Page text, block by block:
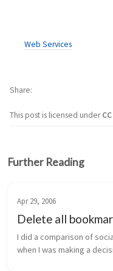
Web Services
This post is licensed under
Share
Further Reading
Apr 29, 2006
Delete all
I did a comparison of
when I was making a